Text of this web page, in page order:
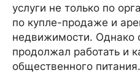
услуги не только по
по купле-продаже и
недвижимости. Однако
продолжал работать и
общественного питания.